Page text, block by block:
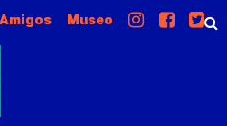
Amigos Museo